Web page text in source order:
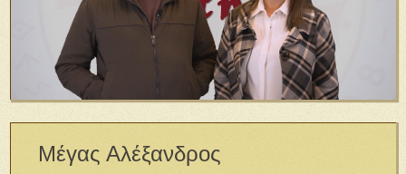
Μέγας Αλέξανδρος